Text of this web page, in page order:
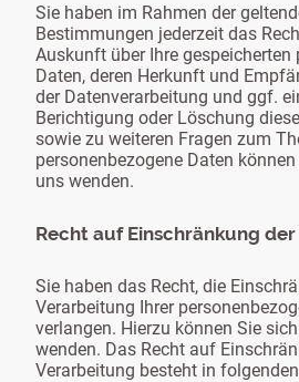
Sie haben im Rahmen der
Bestimmungen jederzeit das
Auskunft über Ihre gespeicherten
Daten, deren Herkunft und
der Datenverarbeitung und ggf.
Berichtigung oder Löschung
sowie zu weiteren Fragen zum
personenbezogene Daten
uns wenden.
Recht auf Einschränkung
Sie haben das Recht, die
Verarbeitung Ihrer
verlangen. Hierzu können Sie
wenden. Das Recht auf
Verarbeitung besteht in